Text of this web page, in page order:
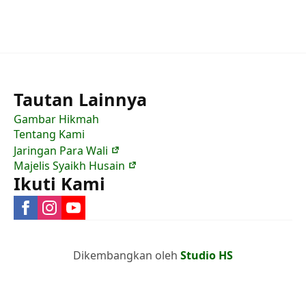
Tautan Lainnya
Gambar Hikmah
Tentang Kami
Jaringan Para Wali
Majelis Syaikh Husain
Ikuti Kami
Dikembangkan oleh Studio HS